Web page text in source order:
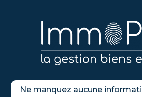
Ne manquez aucune